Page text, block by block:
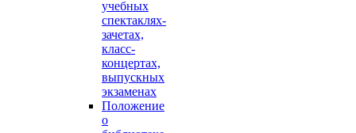
учебных
спектаклях-
зачетах,
класс-
концертах,
выпускных
экзаменах
Положение
о